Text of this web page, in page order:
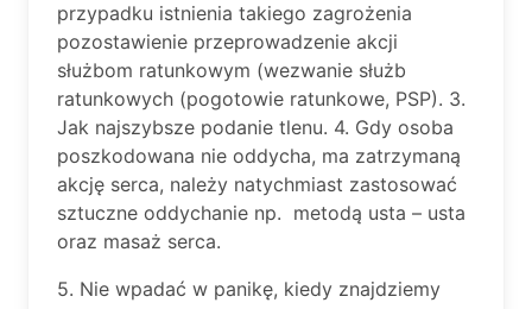
przypadku istnienia takiego zagrożenia
pozostawienie przeprowadzenie akcji
służbom ratunkowym (wezwanie służb
ratunkowych (pogotowie ratunkowe, PSP). 3.
Jak najszybsze podanie tlenu. 4. Gdy osoba
poszkodowana nie oddycha, ma zatrzymaną
akcję serca, należy natychmiast zastosować
sztuczne oddychanie np. metodą usta – usta
oraz masaż serca.
5. Nie wpadać w panikę, kiedy znajdziemy